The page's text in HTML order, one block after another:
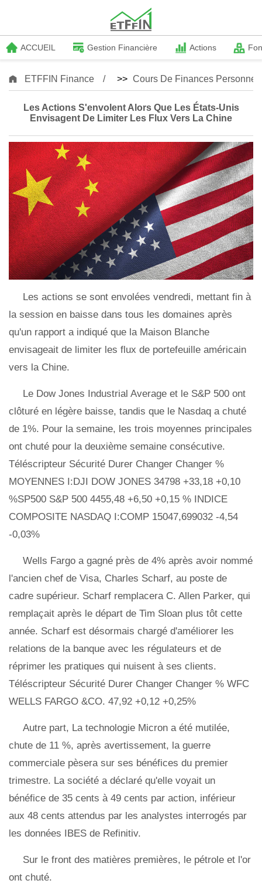
ACCUEIL Gestion Financière Actions
ETFFIN Finance >> Cours De Finances
Les Actions S'envolent Alors Que Les États-Unis
Envisagent De Limiter Les Flux Vers La Chine
Les actions se sont envolées vendredi, mettant fin à
la session en baisse dans tous les domaines après
qu'un rapport a indiqué que la Maison Blanche
envisageait de limiter les flux de portefeuille américain
vers la Chine.
Le Dow Jones Industrial Average et le S&P 500 ont
clôturé en légère baisse, tandis que le Nasdaq a chuté
de 1%. Pour la semaine, les trois moyennes principales
ont chuté pour la deuxième semaine consécutive.
Téléscripteur Sécurité Durer Changer Changer %
MOYENNES I:DJI DOW JONES 34798 +33,18 +0,10
%SP500 S&P 500 4455,48 +6,50 +0,15 % INDICE
COMPOSITE NASDAQ I:COMP 15047,699032 -4,54
-0,03%
Wells Fargo a gagné près de 4% après avoir nommé
l'ancien chef de Visa, Charles Scharf, au poste de
cadre supérieur. Scharf remplacera C. Allen Parker, qui
remplaçait après le départ de Tim Sloan plus tôt cette
année. Scharf est désormais chargé d'améliorer les
relations de la banque avec les régulateurs et de
réprimer les pratiques qui nuisent à ses clients.
Téléscripteur Sécurité Durer Changer Changer % WFC
WELLS FARGO &CO. 47,92 +0,12 +0,25%
Autre part, La technologie Micron a été mutilée,
chute de 11 %, après avertissement, la guerre
commerciale pèsera sur ses bénéfices du premier
trimestre. La société a déclaré qu'elle voyait un
bénéfice de 35 cents à 49 cents par action, inférieur
aux 48 cents attendus par les analystes interrogés par
les données IBES de Refinitiv.
Sur le front des matières premières, le pétrole et l'or
ont chuté.